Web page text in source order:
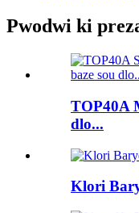
Pwodwi ki
TOP40A
dlo...
Klori